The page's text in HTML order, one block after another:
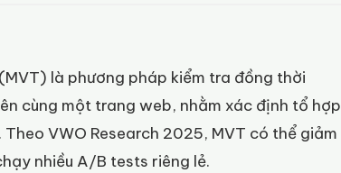
là phương pháp kiểm tra đồng thời
cùng một trang web, nhằm xác định tổ hợp
VWO Research 2025, MVT có thể giảm
nhiều A/B tests riêng lẻ.